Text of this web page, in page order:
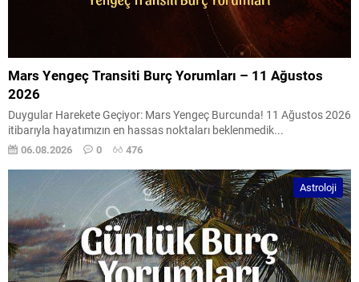
Mars Yengeç Transiti Burç Yorumları – 11 Ağustos
2026
Duygular Harekete Geçiyor: Mars Yengeç Burcunda! 11 Ağustos 2026
itibarıyla hayatımızın en hassas noktaları beklenmedik...
06.08.2026 0 476
Astroloji